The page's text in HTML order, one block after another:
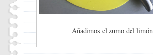
Añadimos el zumo del limón